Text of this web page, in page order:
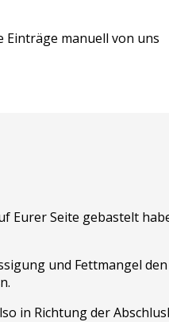
Einträge manuell von uns
Eurer Seite gebastelt
und Fettmangel
in Richtung der